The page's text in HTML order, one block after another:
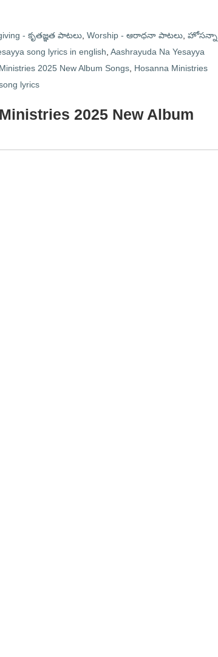
- కృతజ్ఞత పాటలు Worship - ఆరాధనా పాటలు హోసన్నా
song lyrics in english Aashrayuda Na Yesayya
2025 New Album Songs Hosanna Ministries
lyrics
2025 New Album